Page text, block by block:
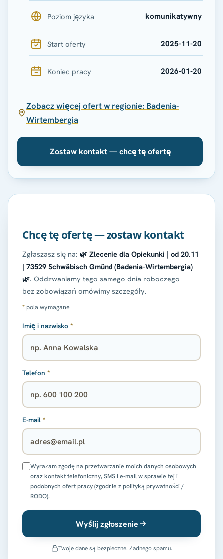
Poziom języka komunikatywny
Start oferty 2025-11-20
Koniec pracy 2026-01-20
Zobacz więcej ofert w regionie: Badenia-
Wirtembergia
Zostaw kontakt — chcę tę ofertę
Chcę tę ofertę — zostaw kontakt
Zgłaszasz się na: 🌿 Zlecenie dla Opiekunki | od 20.11
| 73529 Schwäbisch Gmünd (Badenia-Wirtembergia)
🌿. Oddzwaniamy tego samego dnia roboczego —
bez zobowiązań omówimy szczegóły.
* pola wymagane
Imię i nazwisko *
Telefon *
E-mail *
Wyrażam zgodę na przetwarzanie moich danych osobowych
oraz kontakt telefoniczny, SMS i e-mail w sprawie tej i
podobnych ofert pracy (zgodnie z polityką prywatności /
RODO).
Wyślij zgłoszenie
Twoje dane są bezpieczne. Żadnego spamu.